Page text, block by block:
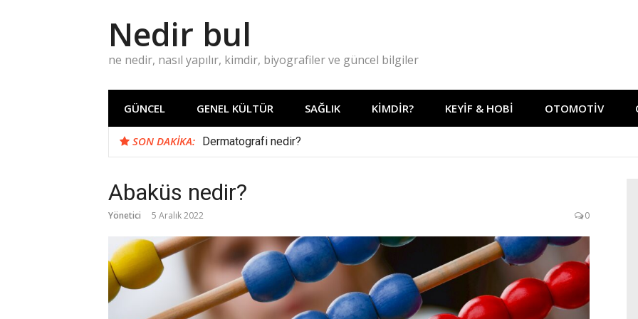
Nedir bul
ne nedir, nasıl yapılır, kimdir, biyografiler ve güncel bilgiler
GÜNCEL GENEL KÜLTÜR SAĞLIK KIMDIR? KEYIF & HOBI OTOMOTIV
SON DAKIKA: Dermatografi nedir?
Abaküs nedir?
Yönetici 5 Aralık 2022 0